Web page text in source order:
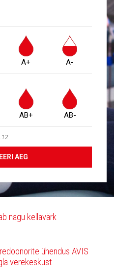
A+ A-
AB+ AB-
AEG
nagu kellavärk
ühendus AVIS
verekeskust